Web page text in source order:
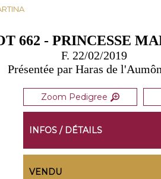
662 - PRINCESSE
F. 22/02/2019
Présentée par Haras de
Zoom Pedigree
INFOS / DÉTAILS
VENDU